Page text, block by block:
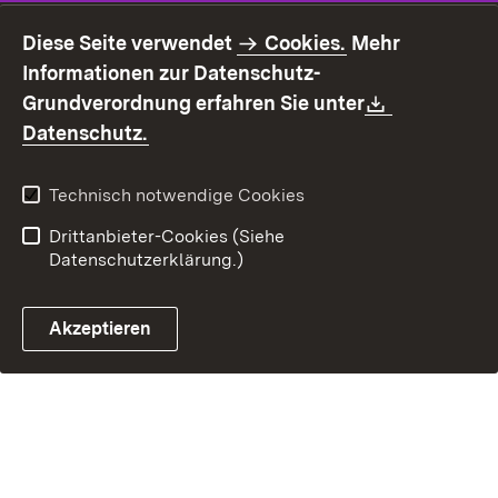
Benutzungshinweise
Erklärung zur
Barrierefreiheit
Kontakt
Fehlerhaften Link melden
Diese Seite verwendet Cookies. Mehr
Informationen zur Datenschutz-
Grundverordnung erfahren Sie unter
Datenschutz.
Technisch notwendige Cookies
Drittanbieter-Cookies (Siehe
Datenschutzerklärung.)
Akzeptieren